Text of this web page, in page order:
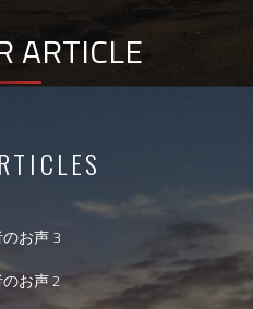
ARTICLE
お声 3
お声 2